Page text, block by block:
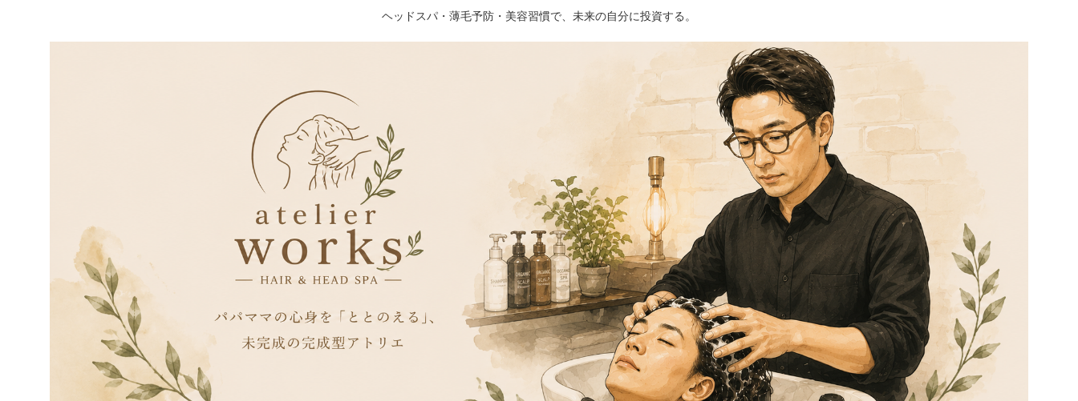
ヘッドスパ・薄毛予防・美容習慣で、未来の自分に投資する。